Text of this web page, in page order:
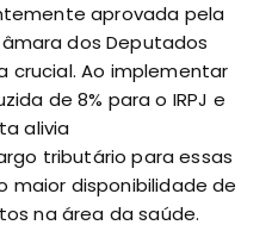
aprovada pela
dos Deputados
crucial. Ao implementar
de 8% para o IRPJ e
alivia
tributário para essas
maior disponibilidade de
na área da saúde.